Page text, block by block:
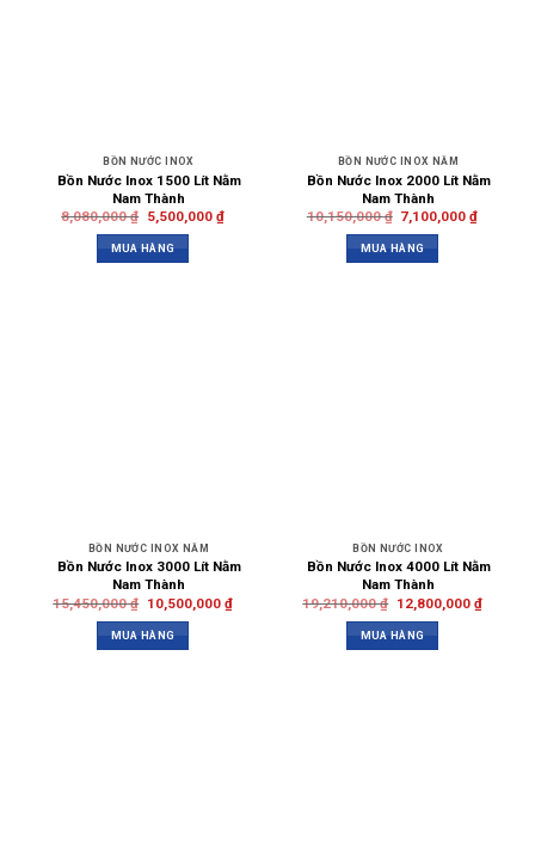
BỒN NƯỚC INOX
Bồn Nước Inox 1500 Lít Nằm
Nam Thành
8,080,000₫ 5,500,000 ₫
MUA HÀNG
BỒN NƯỚC INOX NẰM
Bồn Nước Inox 2000 Lít Nằm
Nam Thành
10,150,000₫ 7,100,000₫
MUA HÀNG
BỒN NƯỚC INOX NẰM
Bồn Nước Inox 3000 Lít Nằm
Nam Thành
15,450,000₫ 10,500,000 ₫
MUA HÀNG
BỒN NƯỚC INOX
Bồn Nước Inox 4000 Lít Nằm
Nam Thành
19,210,000₫ 12,800,000 ₫
MUA HÀNG